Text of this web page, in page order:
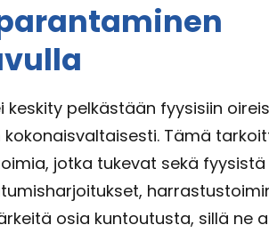
keskity pelkästään fyysisiin
Tämä
jotka tukevat sekä
osia kuntoutusta, sillä ne